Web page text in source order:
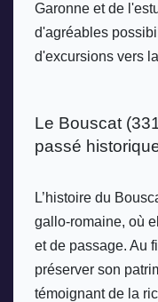
Garonne et de
d'agréables
d'excursions vers
Le Bouscat
passé
L’histoire du
gallo-romaine, où
et de passage. Au
préserver son
témoignant de la